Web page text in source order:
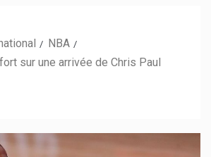
NBA
sur une arrivée de Chris Paul